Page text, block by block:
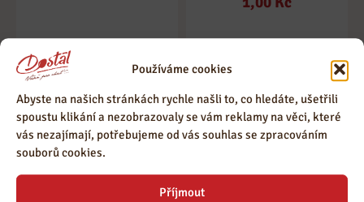
Používáme cookies
Abyste na našich stránkách rychle našli to, co hledáte, ušetřili
spoustu klikání a nezobrazovaly se vám reklamy na věci, které
vás nezajímají, potřebujeme od vás souhlas se zpracováním
souborů cookies.
Příjmout